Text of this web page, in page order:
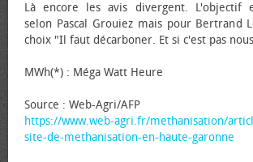
Là encore les avis divergent. L'objectif
selon Pascal Grouiez mais pour Bertrand
choix "Il faut décarboner. Et si c'est pas
MWh(*) : Méga Watt Heure
Source : Web-Agri/AFP
https://www.web-agri.fr/methanisation/
site-de-methanisation-en-haute-garonne